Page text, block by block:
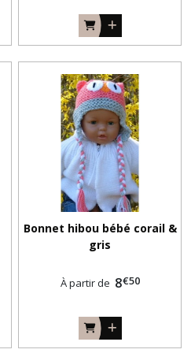
Bonnet hibou bébé corail &
gris
À partir de 8€50